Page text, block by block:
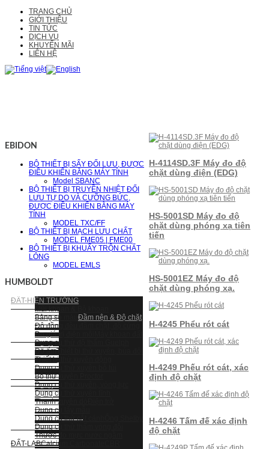
TRANG CHỦ
GIỚI THIỆU
TIN TỨC
DỊCH VỤ
KHUYẾN MÃI
LIÊN HỆ
EBIDON
BỘ THIẾT BỊ SẤY ĐỐI LƯU, ĐƯỢC
ĐIỀU KHIỂN BẰNG MÁY TÍNH
Model SBANC
BỘ THIẾT BỊ TRUYỀN NHIỆT ĐỐI
LƯU TỰ DO VÀ CƯỠNG BỨC,
ĐƯỢC ĐIỀU KHIỂN BẰNG MÁY
TÍNH
MODEL TXC/FF
BỘ THIẾT BỊ MẠCH LƯU CHẤT
MODEL FME05 | FME00
BỘ THIẾT BỊ KHUẤY TRỘN CHẤT
LỎNG
MODEL EMLS
HUMBOLDT
ĐẤT-HIỆN TRƯỜNG
Mũi khoan & Bộ khoan
Bảng so màu Đầm nện & Độ chặt
Độ đồng đều đầm chặt, độ cứng
Đo giá trị điện môi
Dụng cụ thử độ thấm Guelph
Độ ẩmThiết bị thử xuyên, búa đôi
Thiết bị thử xuyên động
Dụng cụ thử xuyên bỏ túi
Bộ thử xuyên Proctor
Dụng cụ thử xuyên, vòng lực
Dụng cụ thử xuyên tĩnh
Thanh xuyên dò
Dụng cụ lấy mẫu
Dụng cụ thử cắt cánh
Dụng cụ thử thấm vòng đôi
Thước đo mực nước ngầm
ĐẤT-LABCalcium Carbonate
H-4114SD.3F Máy đo độ
chặt dùng điện (EDG)
HS-5001SD Máy đo độ
chặt dùng phóng xạ tiên
tiến
HS-5001EZ Máy đo độ
chặt dùng phóng xạ.
H-4245 Phểu rót cát
H-4249 Phếu rót cát, xác
định độ chặt
H-4246 Tấm đế xác định
độ chặt